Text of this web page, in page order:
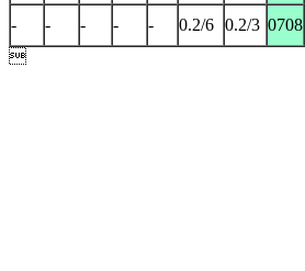
- - - - - 0.2/6 0.2/3 0708
